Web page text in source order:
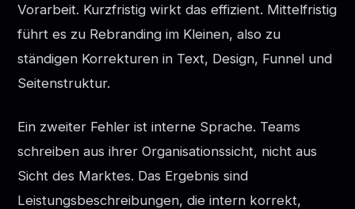
Vorarbeit. Kurzfristig wirkt das effizient. Mittelfristig
führt es zu Rebranding im Kleinen, also zu
ständigen Korrekturen in Text, Design, Funnel und
Seitenstruktur.
Ein zweiter Fehler ist interne Sprache. Teams
schreiben aus ihrer Organisationssicht, nicht aus
Sicht des Marktes. Das Ergebnis sind
Leistungsbeschreibungen, die intern korrekt,